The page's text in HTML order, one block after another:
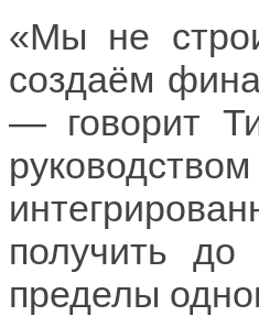
«Мы не
создаём
— говорит
получить
пределы